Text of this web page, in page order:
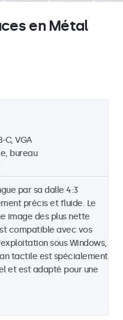
en Métal
C, VGA
bureau
par sa dalle 4:3
précis et fluide. Le
image des plus nette
compatible avec vos
sous Windows,
tactile est spécialement
et est adapté pour une